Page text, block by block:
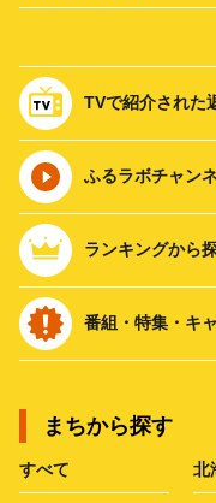
TVで紹介された
ふるラボチャン
ランキングから
番組・特集・キ
まちから探す
すべて 北